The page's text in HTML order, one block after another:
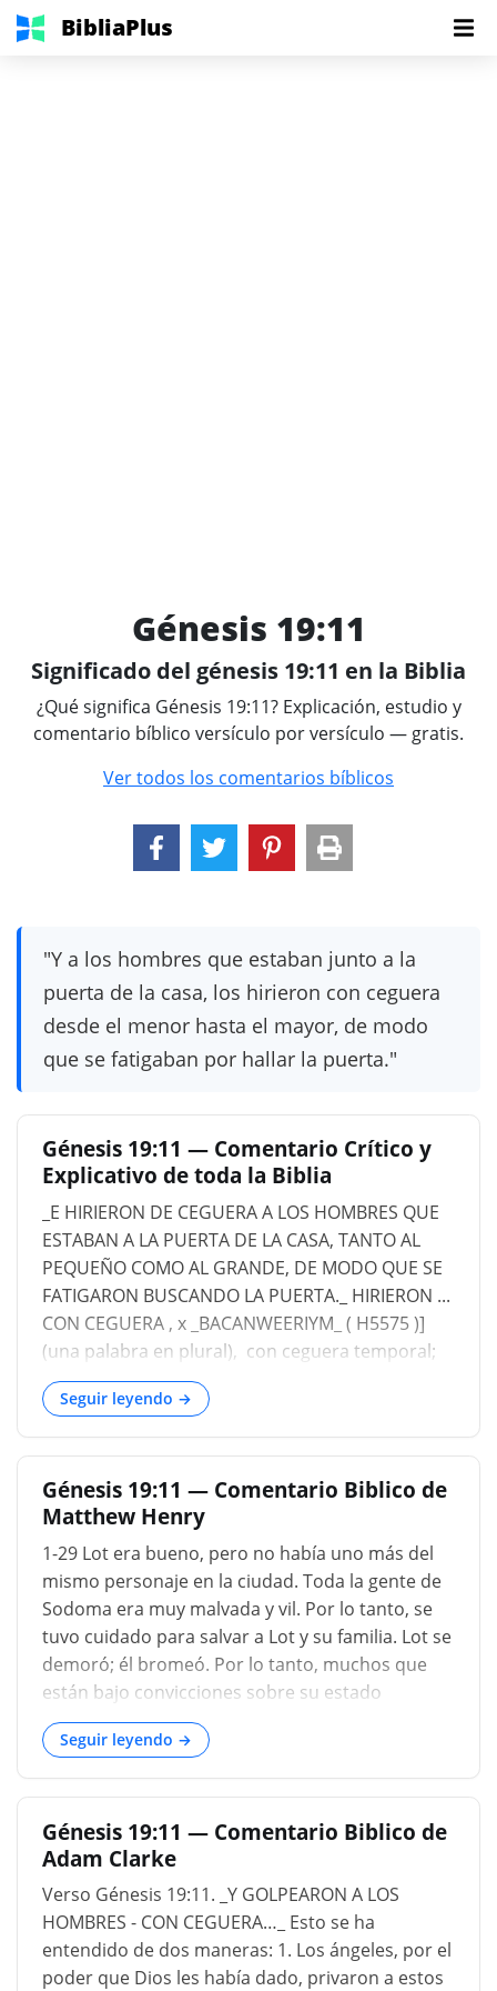
BibliaPlus
Génesis 19:11
Significado del génesis 19:11 en la Biblia
¿Qué significa Génesis 19:11? Explicación, estudio y
comentario bíblico versículo por versículo — gratis.
Ver todos los comentarios bíblicos
"Y a los hombres que estaban junto a la
puerta de la casa, los hirieron con ceguera
desde el menor hasta el mayor, de modo
que se fatigaban por hallar la puerta."
Génesis 19:11 — Comentario Crítico y
Explicativo de toda la Biblia
_E HIRIERON DE CEGUERA A LOS HOMBRES QUE
ESTABAN A LA PUERTA DE LA CASA, TANTO AL
PEQUEÑO COMO AL GRANDE, DE MODO QUE SE
FATIGARON BUSCANDO LA PUERTA._ HIRIERON ...
CON CEGUERA , х _BACANWEERIYM_ ( H5575 )]
(una palabra en plural), con ceguera temporal;
una alucinación derivada por Gesenius de una
raíz caldea, deslumbrar, resplandecer (cf. 2 Reyes
6:18 ). Este es el primer caso registrado de
castigo infligido por ángeles....
Seguir leyendo →
Génesis 19:11 — Comentario Biblico de
Matthew Henry
1-29 Lot era bueno, pero no había uno más del
mismo personaje en la ciudad. Toda la gente de
Sodoma era muy malvada y vil. Por lo tanto, se
tuvo cuidado para salvar a Lot y su familia. Lot se
demoró; él bromeó. Por lo tanto, muchos que
están bajo convicciones sobre su estado
espiritual y la necesidad de un cambio, difieren
ese trabajo necesario. La salvación de los
hombres más justos es de la misericordia de
Dios, no por su propio mérito. Somos salvos por
gracia. El poder de Dios también debe ser
reconocido al sacar a las almas de un estado
pecaminoso. Si Dios no hubiera sido
misericordioso con nosotros, nuestra demora
habría sido nuestra ruina. Lot debe huir por su
vida. No debe anhelar a Sodoma. Tales órdenes
Seguir leyendo →
Génesis 19:11 — Comentario Biblico de
Adam Clarke
Verso Génesis 19:11. _Y GOLPEARON A LOS
HOMBRES - CON CEGUERA…_ Esto se ha
entendido de dos maneras: 1. Los ángeles, por el
poder que Dios les había dado, privaron a estos